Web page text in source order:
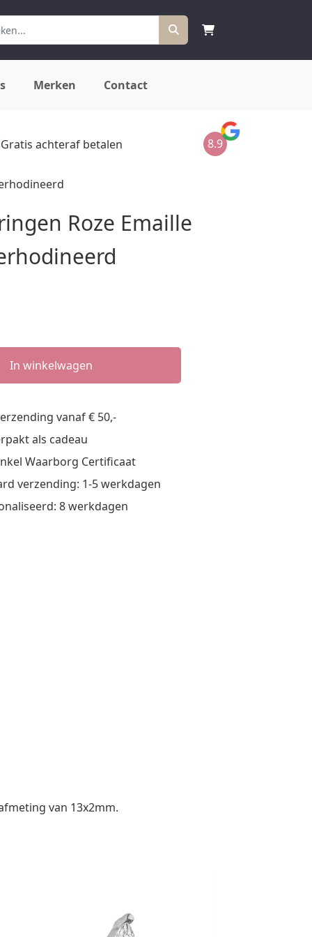
Merken Contact
Gratis achteraf betalen 8.9
Roze Emaille
In winkelwagen
vanaf € 50,-
als cadeau
Waarborg Certificaat
verzending: 1-5 werkdagen
8 werkdagen
van 13x2mm.